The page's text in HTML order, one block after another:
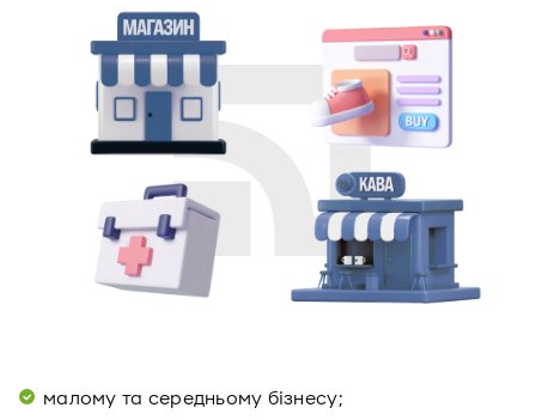
малому та середньому бізнесу;